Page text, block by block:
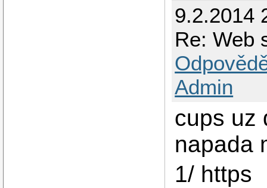
9.2.2014
Re: Web
Admin
cups uz
napada
1/ https